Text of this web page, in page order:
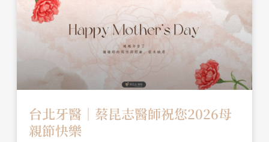
台北牙醫│蔡昆志醫師祝您2026母
親節快樂